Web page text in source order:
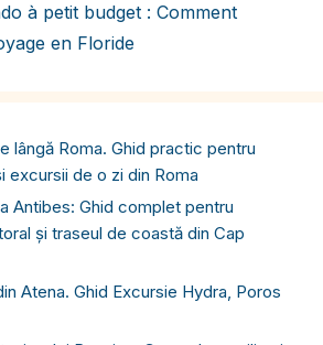
à petit budget : Comment
en Floride
lângă Roma. Ghid practic pentru
excursii de o zi din Roma
Antibes: Ghid complet pentru
și traseul de coastă din Cap
Atena. Ghid Excursie Hydra, Poros